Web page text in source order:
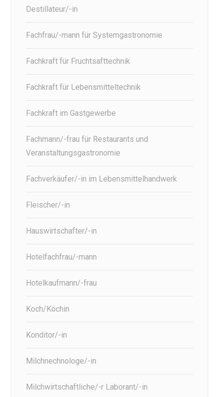
Destillateur/-in
Fachfrau/-mann für Systemgastronomie
Fachkraft für Fruchtsafttechnik
Fachkraft für Lebensmitteltechnik
Fachkraft im Gastgewerbe
Fachmann/-frau für Restaurants und
Veranstaltungsgastronomie
Fachverkäufer/-in im Lebensmittelhandwerk
Fleischer/-in
Hauswirtschafter/-in
Hotelfachfrau/-mann
Hotelkaufmann/-frau
Koch/Köchin
Konditor/-in
Milchnechnologe/-in
Milchwirtschaftliche/-r Laborant/-in